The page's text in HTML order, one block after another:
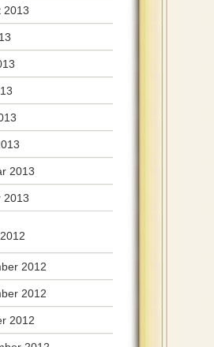
2013
2013
2013
2012
2012
2012